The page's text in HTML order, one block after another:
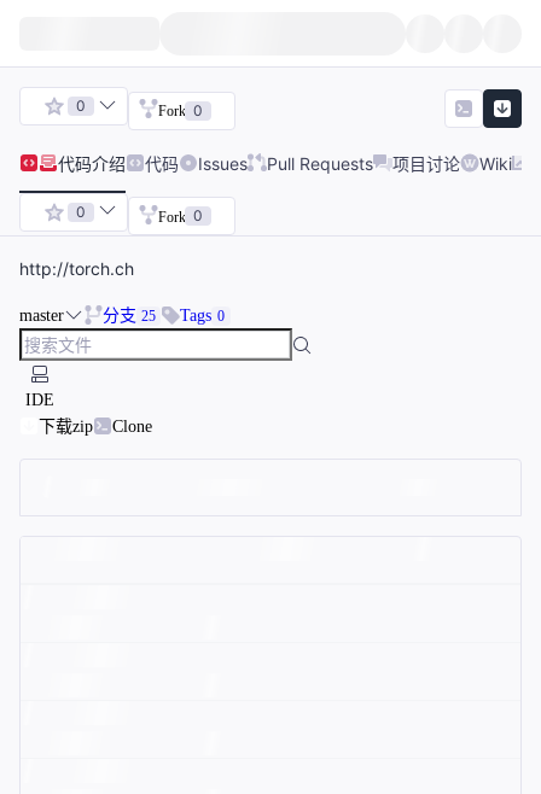
0 Fork 0
代码介绍 代码 Issues Pull Requests 项目讨论 Wiki
0 Fork 0
http://torch.ch
master 分支 25 Tags 0
IDE
下载zip
Clone